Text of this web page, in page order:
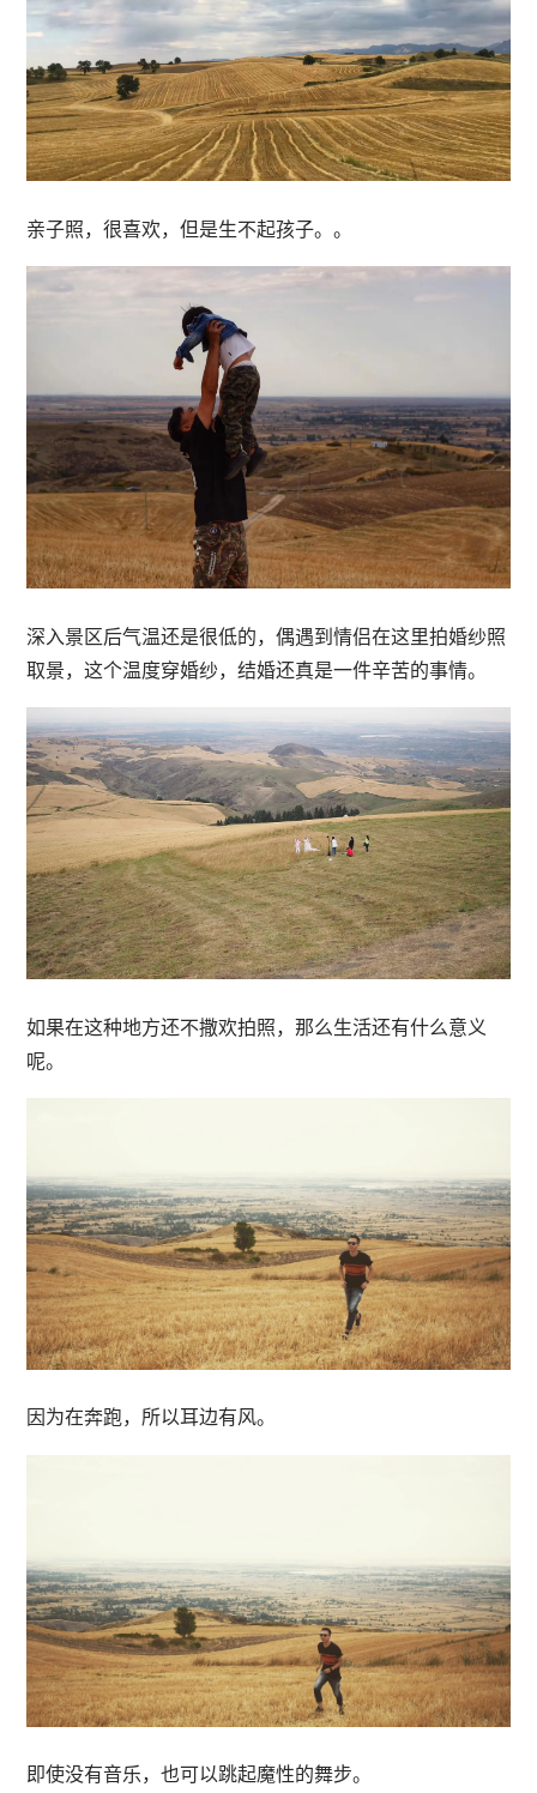
亲子照，很喜欢，但是生不起孩子。。
深入景区后气温还是很低的，偶遇到情侣在这里拍婚纱照
取景，这个温度穿婚纱，结婚还真是一件辛苦的事情。
如果在这种地方还不撒欢拍照，那么生活还有什么意义
呢。
因为在奔跑，所以耳边有风。
即使没有音乐，也可以跳起魔性的舞步。